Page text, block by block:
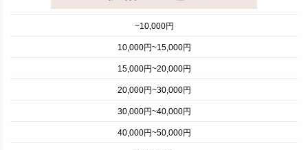
~10,000円
10,000円~15,000円
15,000円~20,000円
20,000円~30,000円
30,000円~40,000円
40,000円~50,000円